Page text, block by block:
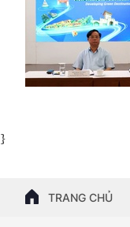
}
TRANG CHỦ